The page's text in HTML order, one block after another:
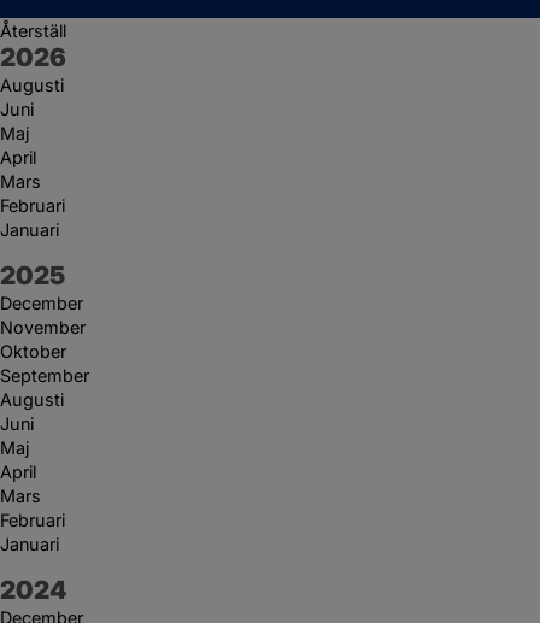
Återställ
År:
2026
Augusti
Juni
Maj
April
Mars
Februari
Januari
År:
2025
December
November
Oktober
September
Augusti
Juni
Maj
April
Mars
Februari
Januari
År:
2024
December